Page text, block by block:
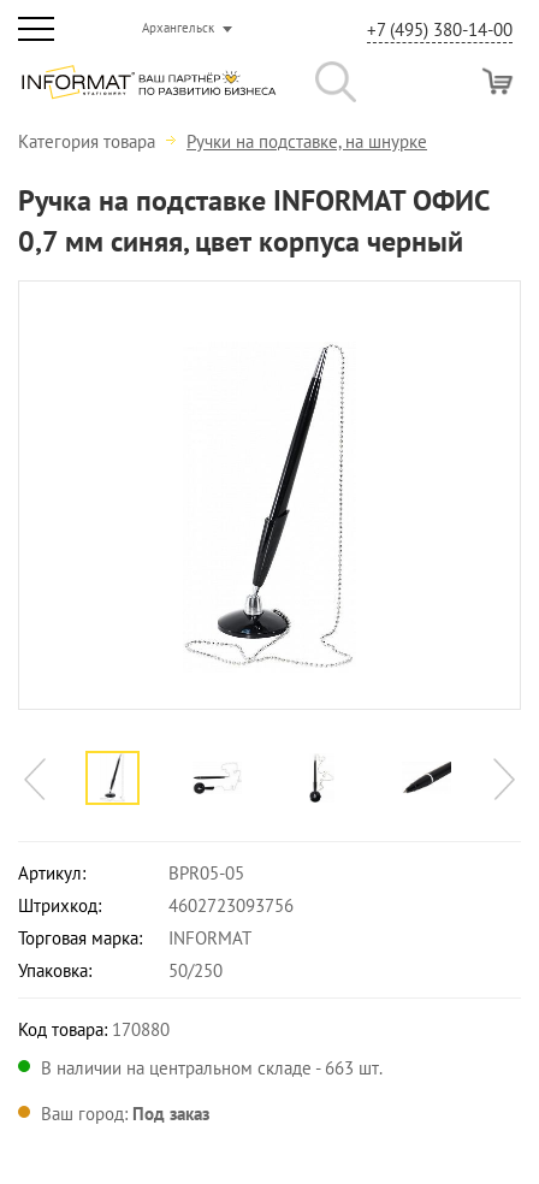
Архангельск +7 (495) 380-14-00
Категория товара Ручки на подставке, на шнурке
Ручка на подставке INFORMAT ОФИС
0,7 мм синяя, цвет корпуса черный
Артикул:
BPR05-05
Штрихкод:
4602723093756
Торговая марка:
INFORMAT
Упаковка:
50/250
Код товара: 170880
В наличии на центральном складе - 663 шт.
Ваш город: Под заказ